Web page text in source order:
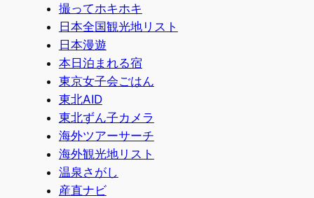
撮ってホキホキ
日本全国観光地リスト
日本漫遊
本日泊まれる宿
東京女子会ごはん
東北AID
東北ずん子カメラ
海外ツアーサーチ
海外観光地リスト
温泉さがし
産直ナビ